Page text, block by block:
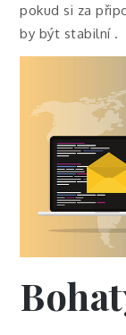
pokud si za
by být stabilní .